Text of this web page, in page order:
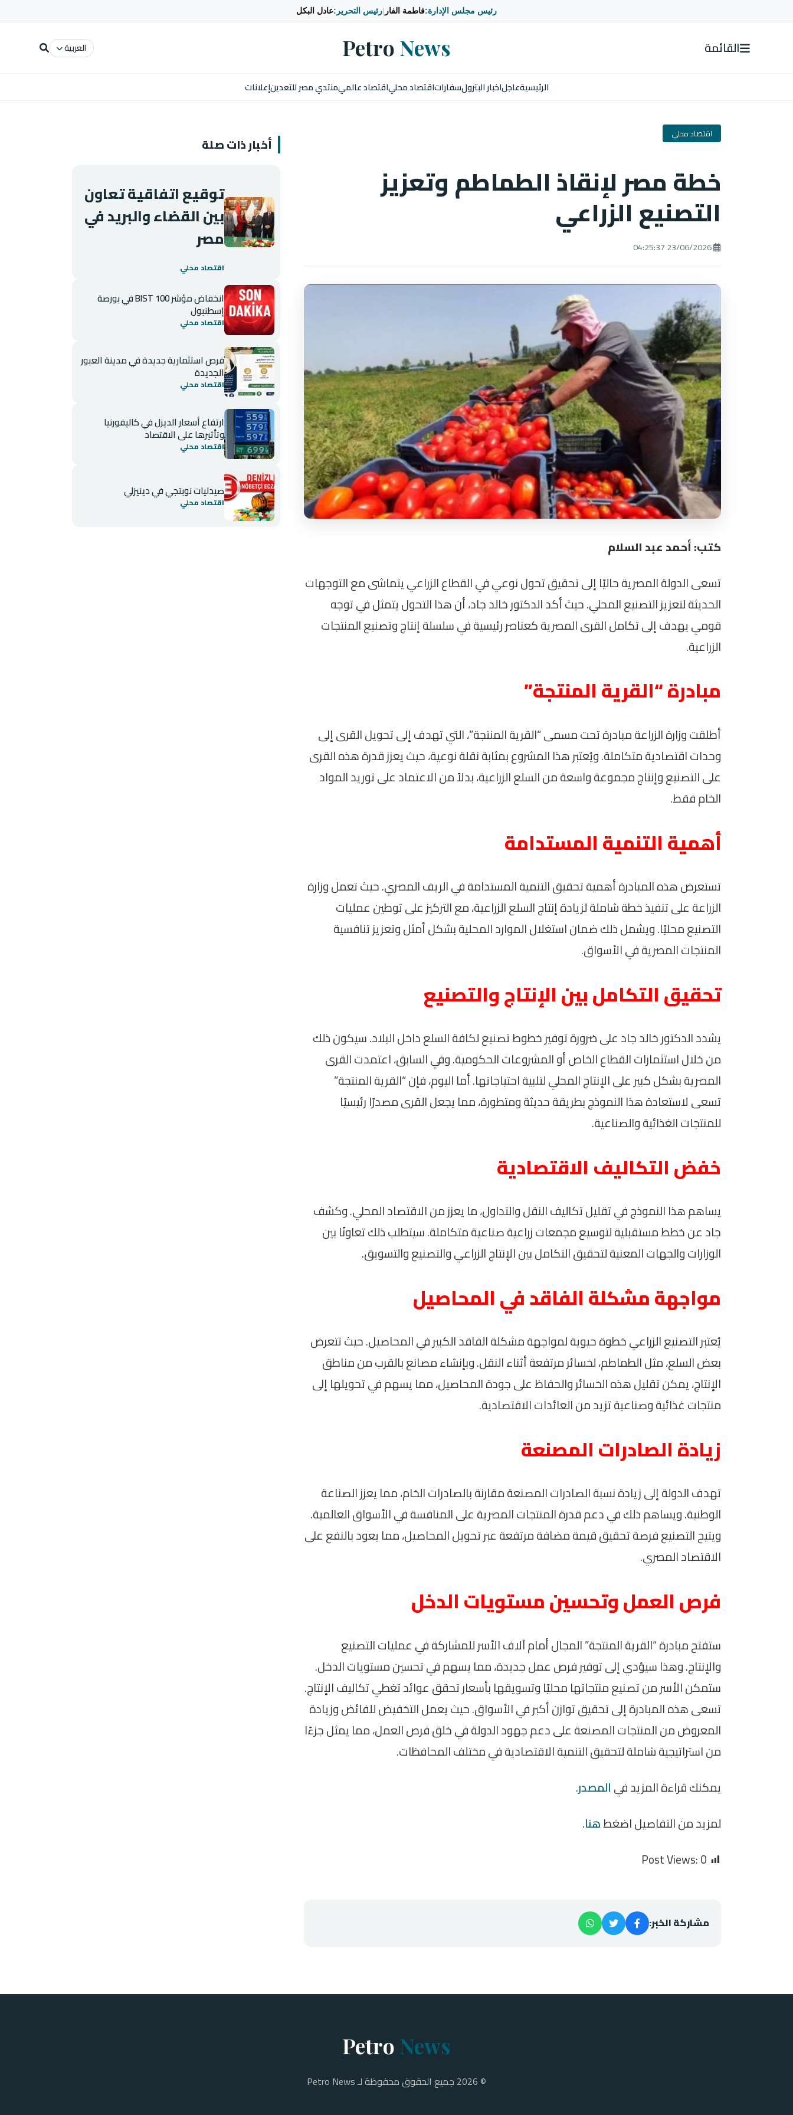
رئيس مجلس الإدارة:فاطمة الفار رئيس التحرير:عادل البكل
القائمة Petro News العربية
الرئيسيةعاجلاخبار البترولسفاراتاقتصاد محلياقتصاد عالميمنتدي مصر للتعدينإعلانات
اقتصاد محلي
خطة مصر لإنقاذ الطماطم وتعزيز
التصنيع الزراعي
كتب: أحمد عبد السلام
تسعى الدولة المصرية حاليًا إلى تحقيق تحول نوعي في القطاع الزراعي يتماشى مع التوجهات
الحديثة لتعزيز التصنيع المحلي. حيث أكد الدكتور خالد جاد، أن هذا التحول يتمثل في توجه
قومي يهدف إلى تكامل القرى المصرية كعناصر رئيسية في سلسلة إنتاج وتصنيع المنتجات
الزراعية.
مبادرة “القرية المنتجة”
أطلقت وزارة الزراعة مبادرة تحت مسمى “القرية المنتجة”، التي تهدف إلى تحويل القرى إلى
وحدات اقتصادية متكاملة. ويُعتبر هذا المشروع بمثابة نقلة نوعية، حيث يعزز قدرة هذه القرى
على التصنيع وإنتاج مجموعة واسعة من السلع الزراعية، بدلاً من الاعتماد على توريد المواد
الخام فقط.
أهمية التنمية المستدامة
تستعرض هذه المبادرة أهمية تحقيق التنمية المستدامة في الريف المصري. حيث تعمل وزارة
الزراعة على تنفيذ خطة شاملة لزيادة إنتاج السلع الزراعية، مع التركيز على توطين عمليات
التصنيع محليًا. ويشمل ذلك ضمان استغلال الموارد المحلية بشكل أمثل وتعزيز تنافسية
المنتجات المصرية في الأسواق.
تحقيق التكامل بين الإنتاج والتصنيع
يشدد الدكتور خالد جاد على ضرورة توفير خطوط تصنيع لكافة السلع داخل البلاد. سيكون ذلك
من خلال استثمارات القطاع الخاص أو المشروعات الحكومية. وفي السابق، اعتمدت القرى
المصرية بشكل كبير على الإنتاج المحلي لتلبية احتياجاتها. أما اليوم، فإن “القرية المنتجة”
تسعى لاستعادة هذا النموذج بطريقة حديثة ومتطورة، مما يجعل القرى مصدرًا رئيسيًا
للمنتجات الغذائية والصناعية.
خفض التكاليف الاقتصادية
يساهم هذا النموذج في تقليل تكاليف النقل والتداول، ما يعزز من الاقتصاد المحلي. وكشف
جاد عن خطط مستقبلية لتوسيع مجمعات زراعية صناعية متكاملة. سيتطلب ذلك تعاونًا بين
الوزارات والجهات المعنية لتحقيق التكامل بين الإنتاج الزراعي والتصنيع والتسويق.
مواجهة مشكلة الفاقد في المحاصيل
يُعتبر التصنيع الزراعي خطوة حيوية لمواجهة مشكلة الفاقد الكبير في المحاصيل. حيث تتعرض
بعض السلع، مثل الطماطم، لخسائر مرتفعة أثناء النقل. وبإنشاء مصانع بالقرب من مناطق
الإنتاج، يمكن تقليل هذه الخسائر والحفاظ على جودة المحاصيل، مما يسهم في تحويلها إلى
منتجات غذائية وصناعية تزيد من العائدات الاقتصادية.
زيادة الصادرات المصنعة
تهدف الدولة إلى زيادة نسبة الصادرات المصنعة مقارنة بالصادرات الخام، مما يعزز الصناعة
الوطنية. ويساهم ذلك في دعم قدرة المنتجات المصرية على المنافسة في الأسواق العالمية.
ويتيح التصنيع فرصة تحقيق قيمة مضافة مرتفعة عبر تحويل المحاصيل، مما يعود بالنفع على
الاقتصاد المصري.
فرص العمل وتحسين مستويات الدخل
ستفتح مبادرة “القرية المنتجة” المجال أمام آلاف الأسر للمشاركة في عمليات التصنيع
والإنتاج. وهذا سيؤدي إلى توفير فرص عمل جديدة، مما يسهم في تحسين مستويات الدخل.
ستمكن الأسر من تصنيع منتجاتها محليًا وتسويقها بأسعار تحقق عوائد تغطي تكاليف الإنتاج.
تسعى هذه المبادرة إلى تحقيق توازن أكبر في الأسواق. حيث يعمل التخفيض للفائض وزيادة
المعروض من المنتجات المصنعة على دعم جهود الدولة في خلق فرص العمل، مما يمثل جزءًا
من استراتيجية شاملة لتحقيق التنمية الاقتصادية في مختلف المحافظات.
يمكنك قراءة المزيد فيالمصدر.
لمزيد من التفاصيل اضغطهنا.
Post Views:0
مشاركة الخبر:
أخبار ذات صلة
توقيع اتفاقية تعاون
بين القضاء والبريد في
مصر
اقتصاد محلي
انخفاض مؤشر BIST 100 في بورصة
إسطنبول
اقتصاد محلي
فرص استثمارية جديدة في مدينة العبور
الجديدة
اقتصاد محلي
ارتفاع أسعار الديزل في كاليفورنيا
وتأثيرها على الاقتصاد
اقتصاد محلي
صيدليات نوبتجي في دينيزلي
اقتصاد محلي
Petro News
© 2026 جميع الحقوق محفوظة لـ Petro News